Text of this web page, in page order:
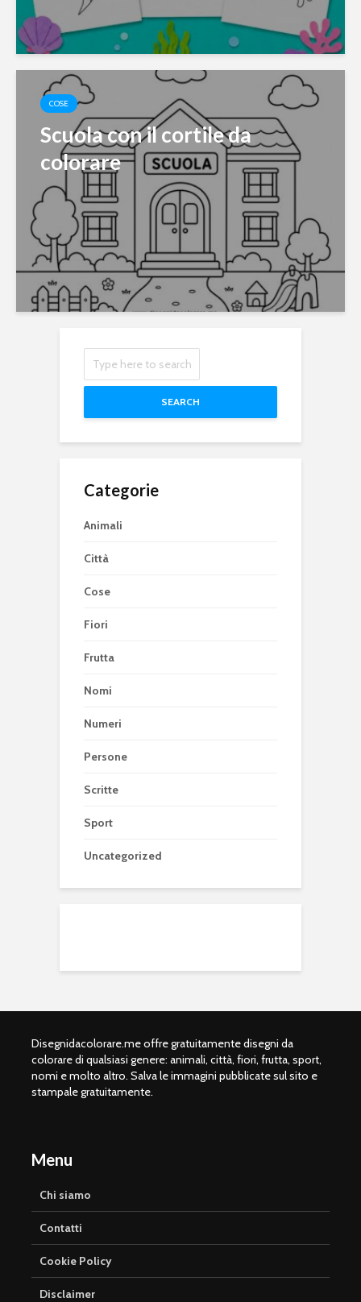
COSE
Scuola con il cortile da
colorare
SEARCH
Categorie
Animali
Città
Cose
Fiori
Frutta
Nomi
Numeri
Persone
Scritte
Sport
Uncategorized
Disegnidacolorare.me offre gratuitamente disegni da
colorare di qualsiasi genere: animali, città, fiori, frutta, sport,
nomi e molto altro. Salva le immagini pubblicate sul sito e
stampale gratuitamente.
Menu
Chi siamo
Contatti
Cookie Policy
Disclaimer